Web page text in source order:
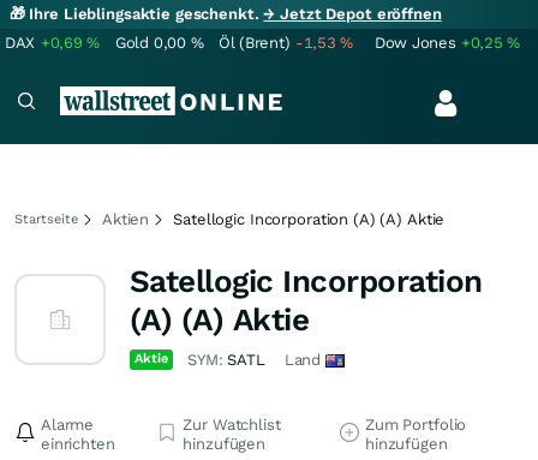
🎁 Ihre Lieblingsaktie geschenkt.→ Jetzt Depot eröffnen
DAX +0,69% Gold 0,00 % Öl (Brent) -1,53% Dow Jones +0,25%
Startseite Aktien Satellogic Incorporation (A) (A) Aktie
Satellogic Incorporation
(A) (A) Aktie
Aktie SYM:SATL Land
Alarme
einrichten
Zur Watchlist
hinzufügen
Zum Portfolio
hinzufügen